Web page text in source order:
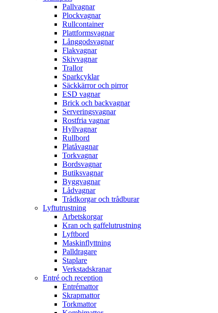
Pallvagnar
Plockvagnar
Rullcontainer
Plattformsvagnar
Långgodsvagnar
Flakvagnar
Skivvagnar
Trallor
Sparkcyklar
Säckkärror och pirror
ESD vagnar
Brick och backvagnar
Serveringsvagnar
Rostfria vagnar
Hyllvagnar
Rullbord
Platåvagnar
Torkvagnar
Bordsvagnar
Butiksvagnar
Byggvagnar
Lådvagnar
Trådkorgar och trådburar
Lyftutrustning
Arbetskorgar
Kran och gaffelutrustning
Lyftbord
Maskinflyttning
Palldragare
Staplare
Verkstadskranar
Entré och reception
Entrémattor
Skrapmattor
Torkmattor